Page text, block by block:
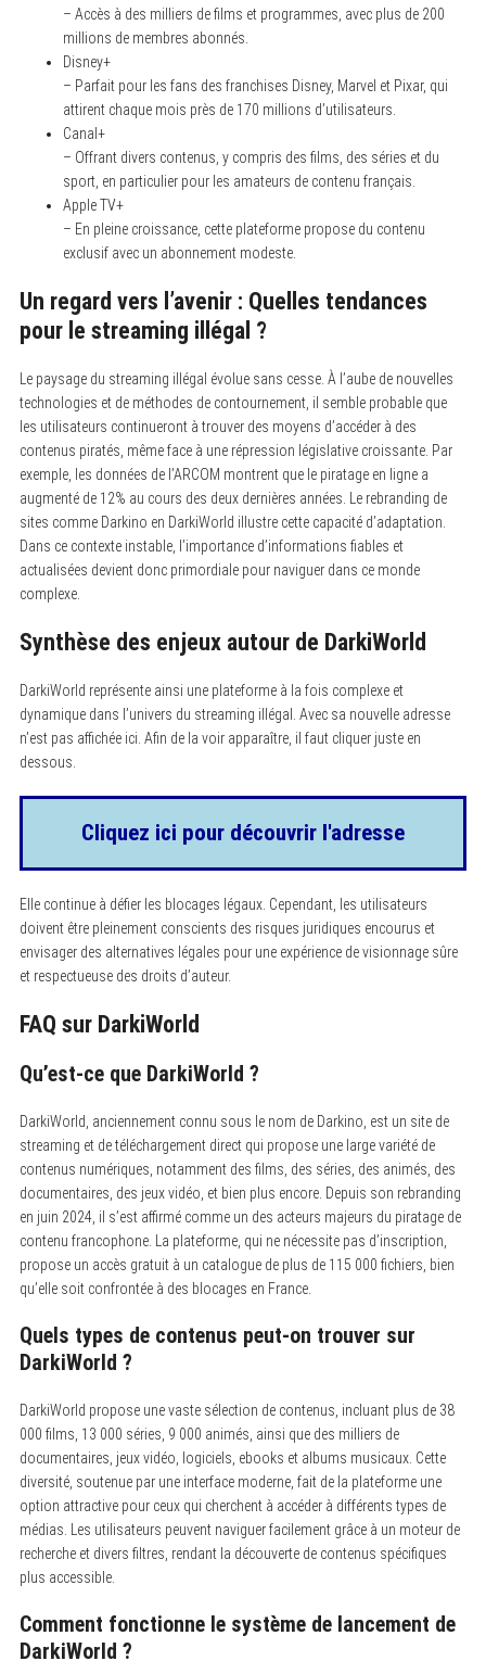
– Accès à des milliers de films et programmes, avec plus de 200
millions de membres abonnés.
Disney+
– Parfait pour les fans des franchises Disney, Marvel et Pixar, qui
attirent chaque mois près de 170 millions d’utilisateurs.
Canal+
– Offrant divers contenus, y compris des films, des séries et du
sport, en particulier pour les amateurs de contenu français.
Apple TV+
– En pleine croissance, cette plateforme propose du contenu
exclusif avec un abonnement modeste.
Un regard vers l’avenir : Quelles tendances
pour le streaming illégal ?
Le paysage du streaming illégal évolue sans cesse. À l’aube de nouvelles
technologies et de méthodes de contournement, il semble probable que
les utilisateurs continueront à trouver des moyens d’accéder à des
contenus piratés, même face à une répression législative croissante. Par
exemple, les données de l’ARCOM montrent que le piratage en ligne a
augmenté de 12% au cours des deux dernières années. Le rebranding de
sites comme Darkino en DarkiWorld illustre cette capacité d’adaptation.
Dans ce contexte instable, l’importance d’informations fiables et
actualisées devient donc primordiale pour naviguer dans ce monde
complexe.
Synthèse des enjeux autour de DarkiWorld
DarkiWorld représente ainsi une plateforme à la fois complexe et
dynamique dans l’univers du streaming illégal. Avec sa nouvelle adresse
n’est pas affichée ici. Afin de la voir apparaître, il faut cliquer juste en
dessous.
Cliquez ici pour découvrir l'adresse
Elle continue à défier les blocages légaux. Cependant, les utilisateurs
doivent être pleinement conscients des risques juridiques encourus et
envisager des alternatives légales pour une expérience de visionnage sûre
et respectueuse des droits d’auteur.
FAQ sur DarkiWorld
Qu’est-ce que DarkiWorld ?
DarkiWorld, anciennement connu sous le nom de Darkino, est un site de
streaming et de téléchargement direct qui propose une large variété de
contenus numériques, notamment des films, des séries, des animés, des
documentaires, des jeux vidéo, et bien plus encore. Depuis son rebranding
en juin 2024, il s’est affirmé comme un des acteurs majeurs du piratage de
contenu francophone. La plateforme, qui ne nécessite pas d’inscription,
propose un accès gratuit à un catalogue de plus de 115 000 fichiers, bien
qu’elle soit confrontée à des blocages en France.
Quels types de contenus peut-on trouver sur
DarkiWorld ?
DarkiWorld propose une vaste sélection de contenus, incluant plus de 38
000 films, 13 000 séries, 9 000 animés, ainsi que des milliers de
documentaires, jeux vidéo, logiciels, ebooks et albums musicaux. Cette
diversité, soutenue par une interface moderne, fait de la plateforme une
option attractive pour ceux qui cherchent à accéder à différents types de
médias. Les utilisateurs peuvent naviguer facilement grâce à un moteur de
recherche et divers filtres, rendant la découverte de contenus spécifiques
plus accessible.
Comment fonctionne le système de lancement de
DarkiWorld ?